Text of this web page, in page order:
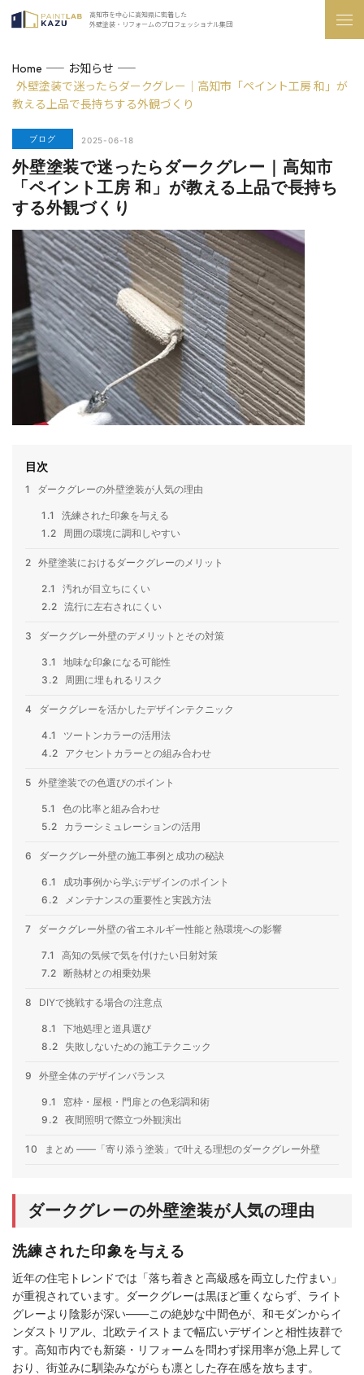
高知市を中心に高知県に密着した
外壁塗装・リフォームのプロフェッショナル集団
Home
お知らせ
外壁塗装で迷ったらダークグレー｜高知市「ペイント工房 和」が
教える上品で長持ちする外観づくり
ブログ 2025-06-18
外壁塗装で迷ったらダークグレー｜高知市
「ペイント工房 和」が教える上品で長持ち
する外観づくり
目次
1 ダークグレーの外壁塗装が人気の理由
1.1
洗練された印象を与える
1.2
周囲の環境に調和しやすい
2 外壁塗装におけるダークグレーのメリット
2.1
汚れが目立ちにくい
2.2 流行に左右されにくい
3 ダークグレー外壁のデメリットとその対策
3.1
地味な印象になる可能性
3.2
周囲に埋もれるリスク
4 ダークグレーを活かしたデザインテクニック
4.1
ツートンカラーの活用法
4.2
アクセントカラーとの組み合わせ
5 外壁塗装での色選びのポイント
5.1
色の比率と組み合わせ
5.2
カラーシミュレーションの活用
6 ダークグレー外壁の施工事例と成功の秘訣
6.1
成功事例から学ぶデザインのポイント
6.2
メンテナンスの重要性と実践方法
7 ダークグレー外壁の省エネルギー性能と熱環境への影響
7.1
高知の気候で気を付けたい日射対策
7.2 断熱材との相乗効果
8 DIYで挑戦する場合の注意点
8.1
下地処理と道具選び
8.2
失敗しないための施工テクニック
9 外壁全体のデザインバランス
9.1
窓枠・屋根・門扉との色彩調和術
9.2 夜間照明で際立つ外観演出
10 まとめ ――「寄り添う塗装」で叶える理想のダークグレー外壁
ダークグレーの外壁塗装が人気の理由
洗練された印象を与える
近年の住宅トレンドでは「落ち着きと高級感を両立した佇まい」
が重視されています。ダークグレーは黒ほど重くならず、ライト
グレーより陰影が深い――この絶妙な中間色が、和モダンからイ
ンダストリアル、北欧テイストまで幅広いデザインと相性抜群で
す。高知市内でも新築・リフォームを問わず採用率が急上昇して
おり、街並みに馴染みながらも凛とした存在感を放ちます。